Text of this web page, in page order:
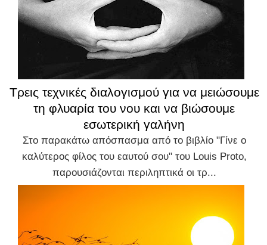
Τρεις τεχνικές διαλογισμού για να μειώσουμε
τη φλυαρία του νου και να βιώσουμε
εσωτερική γαλήνη
Στο παρακάτω απόσπασμα από το βιβλίο "Γίνε ο
καλύτερος φίλος του εαυτού σου" του Louis Proto,
παρουσιάζονται περιληπτικά οι τρ...